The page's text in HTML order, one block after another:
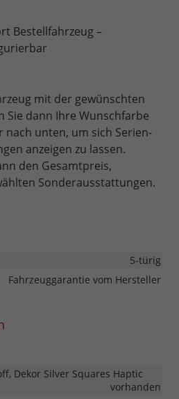
Bestellfahrzeug –
mit der gewünschten
Sie dann Ihre Wunschfarbe
nach unten, um sich Serien-
anzeigen zu lassen.
den Gesamtpreis,
Sonderausstattungen.
5-türig
Fahrzeuggarantie vom Hersteller
Dekor Silver Squares Haptic
vorhanden